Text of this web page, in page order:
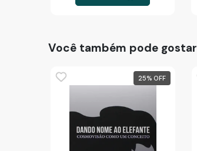
Você também pode gostar
25%